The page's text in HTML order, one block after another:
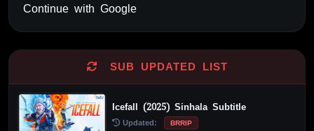
Continue with Google
SUB UPDATED LIST
Icefall (2025) Sinhala Subtitle
Updated: BRRIP